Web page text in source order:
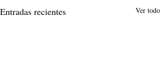
Entradas recientes Ver todo